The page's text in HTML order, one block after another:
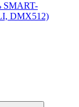
SMART-
DMX512)